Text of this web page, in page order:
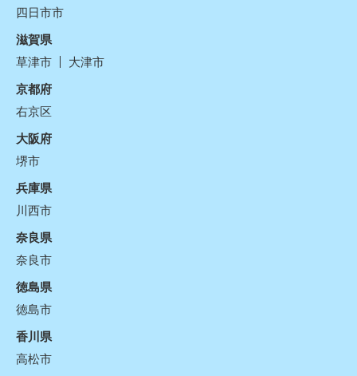
四日市市
滋賀県
草津市
大津市
京都府
右京区
大阪府
堺市
兵庫県
川西市
奈良県
奈良市
徳島県
徳島市
香川県
高松市